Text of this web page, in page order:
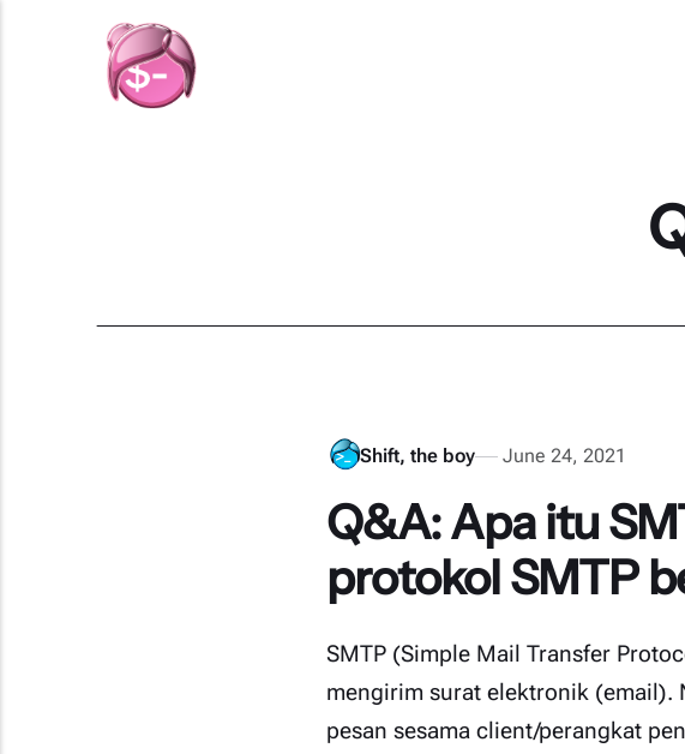
Shift, the boy June 24, 2021
Q&A: Apa itu
protokol SMTP
SMTP (Simple Mail Transfer
mengirim surat elektronik
pesan sesama client/perangkat